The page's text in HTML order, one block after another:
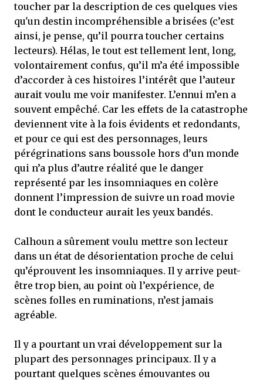
toucher par la description de ces quelques vies
qu'un destin incompréhensible a brisées (c’est
ainsi, je pense, qu’il pourra toucher certains
lecteurs). Hélas, le tout est tellement lent, long,
volontairement confus, qu’il m’a été impossible
d’accorder à ces histoires l’intérêt que l’auteur
aurait voulu me voir manifester. L’ennui m’en a
souvent empêché. Car les effets de la catastrophe
deviennent vite à la fois évidents et redondants,
et pour ce qui est des personnages, leurs
pérégrinations sans boussole hors d’un monde
qui n’a plus d’autre réalité que le danger
représenté par les insomniaques en colère
donnent l’impression de suivre un road movie
dont le conducteur aurait les yeux bandés.
Calhoun a sûrement voulu mettre son lecteur
dans un état de désorientation proche de celui
qu’éprouvent les insomniaques. Il y arrive peut-
être trop bien, au point où l’expérience, de
scènes folles en ruminations, n’est jamais
agréable.
Il y a pourtant un vrai développement sur la
plupart des personnages principaux. Il y a
pourtant quelques scènes émouvantes ou